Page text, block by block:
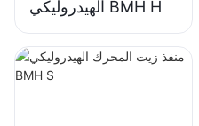
الهيدروليكي BMH H